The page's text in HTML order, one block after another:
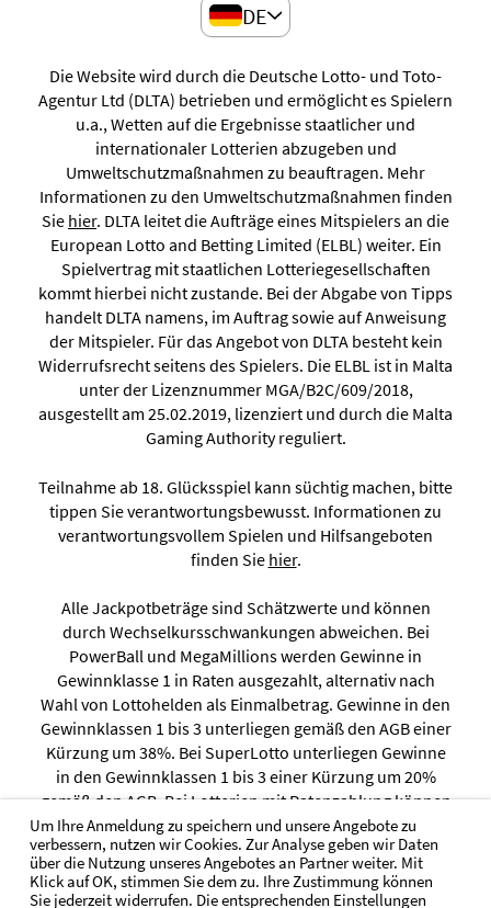
Um Ihre Anmeldung zu speichern und unsere Angebote zu
verbessern, nutzen wir Cookies. Zur Analyse geben wir Daten
über die Nutzung unseres Angebotes an Partner weiter. Mit
Klick auf OK, stimmen Sie dem zu. Ihre Zustimmung können
Sie jederzeit widerrufen. Die entsprechenden Einstellungen
DE
Die Website wird durch die Deutsche Lotto- und Toto-
Agentur Ltd (DLTA) betrieben und ermöglicht es Spielern
u.a., Wetten auf die Ergebnisse staatlicher und
internationaler Lotterien abzugeben und
Umweltschutzmaßnahmen zu beauftragen. Mehr
Informationen zu den Umweltschutzmaßnahmen finden
Sie hier. DLTA leitet die Aufträge eines Mitspielers an die
European Lotto and Betting Limited (ELBL) weiter. Ein
Spielvertrag mit staatlichen Lotteriegesellschaften
kommt hierbei nicht zustande. Bei der Abgabe von Tipps
handelt DLTA namens, im Auftrag sowie auf Anweisung
der Mitspieler. Für das Angebot von DLTA besteht kein
Widerrufsrecht seitens des Spielers. Die ELBL ist in Malta
unter der Lizenznummer MGA/B2C/609/2018,
ausgestellt am 25.02.2019, lizenziert und durch die Malta
Gaming Authority reguliert.
Teilnahme ab 18. Glücksspiel kann süchtig machen, bitte
tippen Sie verantwortungsbewusst. Informationen zu
verantwortungsvollem Spielen und Hilfsangeboten
finden Sie hier.
Alle Jackpotbeträge sind Schätzwerte und können
durch Wechselkursschwankungen abweichen. Bei
PowerBall und MegaMillions werden Gewinne in
Gewinnklasse 1 in Raten ausgezahlt, alternativ nach
Wahl von Lottohelden als Einmalbetrag. Gewinne in den
Gewinnklassen 1 bis 3 unterliegen gemäß den AGB einer
Kürzung um 38%. Bei SuperLotto unterliegen Gewinne
in den Gewinnklassen 1 bis 3 einer Kürzung um 20%
gemäß den AGB. Bei Lotterien mit Ratenzahlung können
Gewinne wie folgt ausgezahlt werden: (a) bis zu EUR 20
Mio. über einen Zeitraum von bis zu 10 Jahren, (b) bis zu
EUR 50 Mio. über bis zu 25 Jahren und (c) über EUR 50
Mio. über bis zu 30 Jahren.